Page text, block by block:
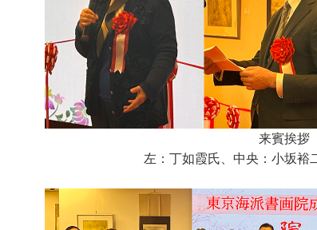
来賓挨拶
左：丁如霞氏、中央：小坂裕